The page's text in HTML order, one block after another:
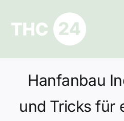
springen
Ratgeber
Hanfanbau
und Tricks für